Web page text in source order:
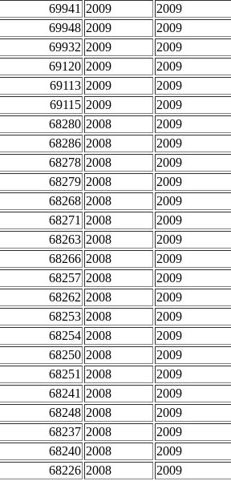
69941 2009
2009
69948 2009
2009
69932 2009
2009
69120 2009
2009
69113 2009
2009
69115 2009
2009
68280 2008
2009
68286 2008
2009
68278 2008
2009
68279 2008
2009
68268 2008
2009
68271 2008
2009
68263 2008
2009
68266 2008
2009
68257 2008
2009
68262 2008
2009
68253 2008
2009
68254 2008
2009
68250 2008
2009
68251 2008
2009
68241 2008
2009
68248 2008
2009
68237 2008
2009
68240 2008
2009
68226 2008
2009